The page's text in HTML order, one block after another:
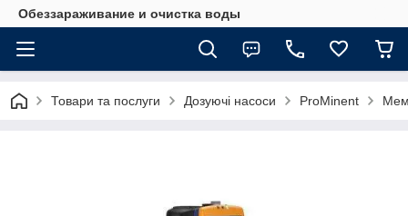
Обеззараживание и очистка воды
Товари та послуги Дозуючі насоси ProMinent